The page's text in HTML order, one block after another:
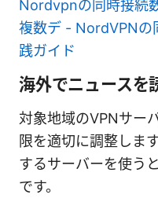
Nordvpnの同時接続
複数デ - NordVPNの
践ガイド
海外でニュースを
対象地域のVPNサー
限を適切に調整しま
するサーバーを使う
です。